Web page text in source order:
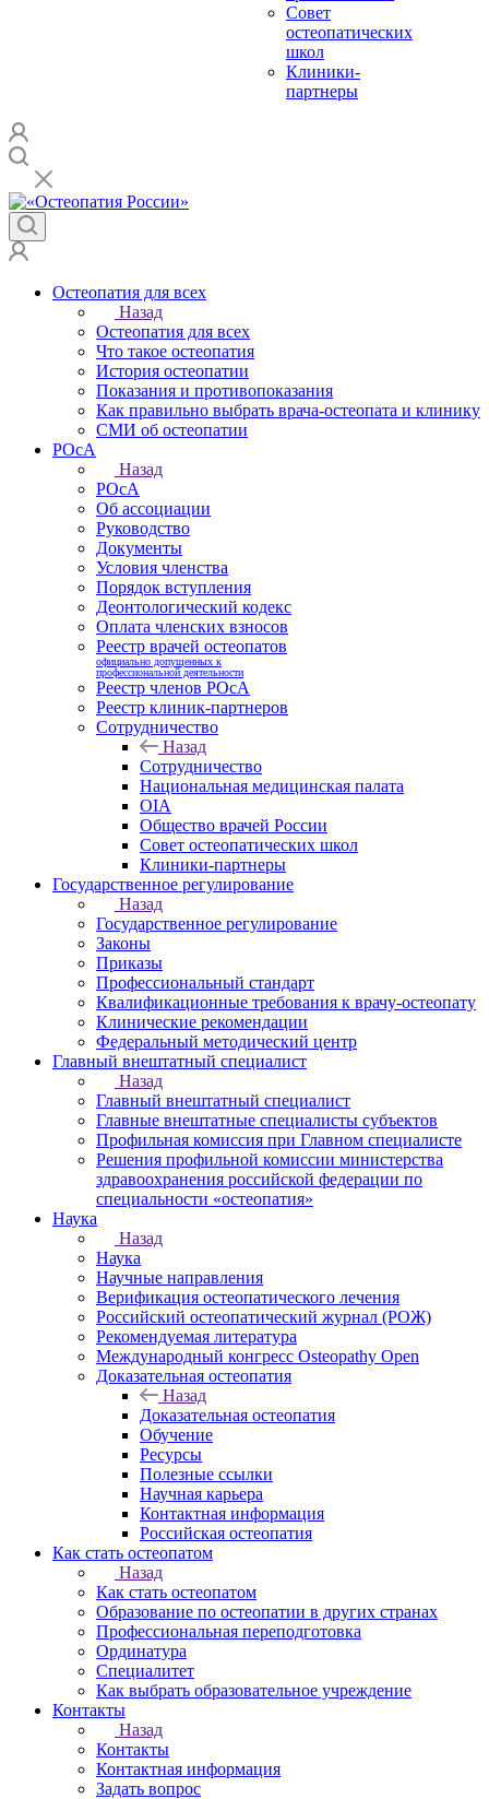
Совет
остеопатических
школ
Клиники-
партнеры
Остеопатия для всех
Назад
Остеопатия для всех
Что такое остеопатия
История остеопатии
Показания и противопоказания
Как правильно выбрать врача-остеопата и клинику
СМИ об остеопатии
РОсА
Назад
РОсА
Об ассоциации
Руководство
Документы
Условия членства
Порядок вступления
Деонтологический кодекс
Оплата членских взносов
Реестр врачей остеопатов
официально допущенных к
профессиональной деятельности
Реестр членов РОсА
Реестр клиник-партнеров
Сотрудничество
Назад
Сотрудничество
Национальная медицинская палата
OIA
Общество врачей России
Совет остеопатических школ
Клиники-партнеры
Государственное регулирование
Назад
Государственное регулирование
Законы
Приказы
Профессиональный стандарт
Квалификационные требования к врачу-остеопату
Клинические рекомендации
Федеральный методический центр
Главный внештатный специалист
Назад
Главный внештатный специалист
Главные внештатные специалисты субъектов
Профильная комиссия при Главном специалисте
Решения профильной комиссии министерства
здравоохранения российской федерации по
специальности «остеопатия»
Наука
Назад
Наука
Научные направления
Верификация остеопатического лечения
Российский остеопатический журнал (РОЖ)
Рекомендуемая литература
Международный конгресс Osteopathy Open
Доказательная остеопатия
Назад
Доказательная остеопатия
Обучение
Ресурсы
Полезные ссылки
Научная карьера
Контактная информация
Российская остеопатия
Как стать остеопатом
Назад
Как стать остеопатом
Образование по остеопатии в других странах
Профессиональная переподготовка
Ординатура
Специалитет
Как выбрать образовательное учреждение
Контакты
Назад
Контакты
Контактная информация
Задать вопрос